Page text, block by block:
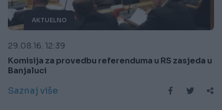
AKTUELNO
29.08.16. 12:39
Komisija za provedbu referenduma u RS zasjeda u
Banjaluci
Saznaj više